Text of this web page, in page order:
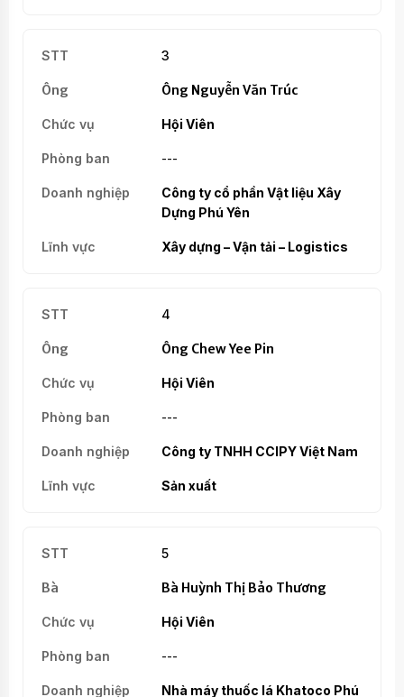
3
Ông Nguyễn Văn Trúc
Hội Viên
---
Công ty cổ phần Vật liệu Xây
Dựng Phú Yên
Xây dựng – Vận tải – Logistics
4
Ông Chew Yee Pin
Hội Viên
---
Công ty TNHH CCIPY Việt Nam
Sản xuất
5
Bà Huỳnh Thị Bảo Thương
Hội Viên
---
Nhà máy thuốc lá Khatoco Phú